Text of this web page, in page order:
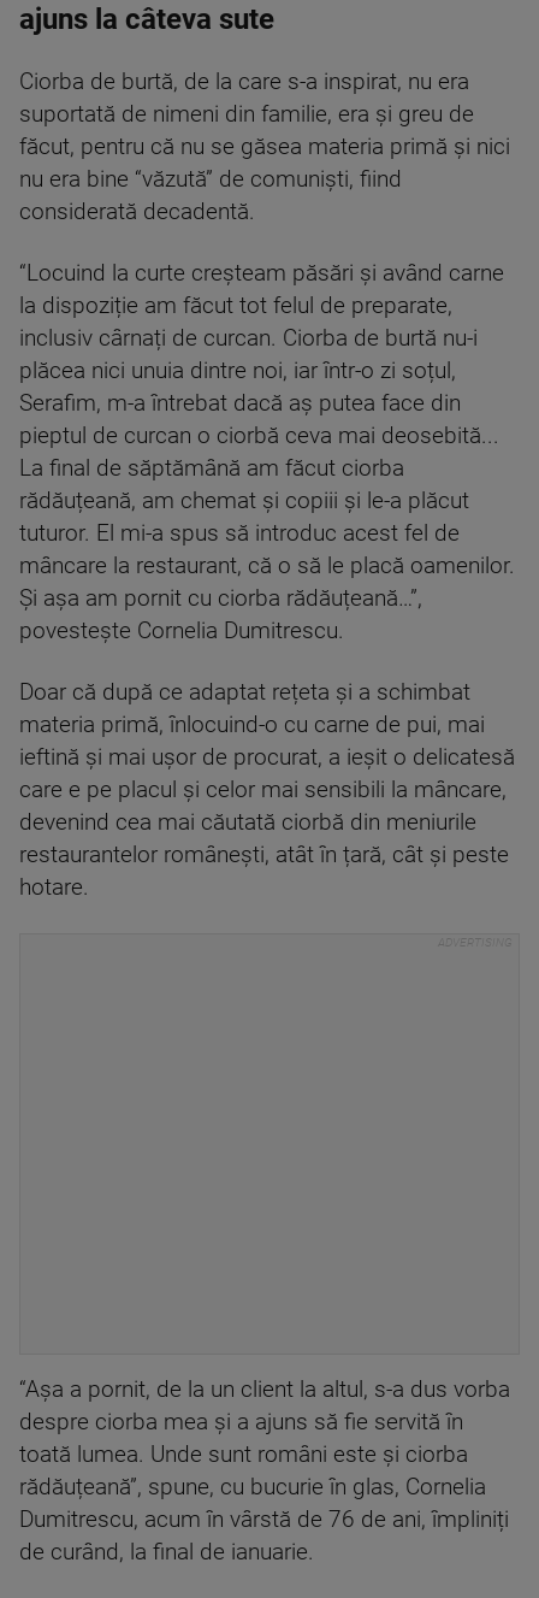
ajuns la câteva sute
Ciorba de burtă, de la care s-a inspirat, nu era
suportată de nimeni din familie, era și greu de
făcut, pentru că nu se găsea materia primă și nici
nu era bine “văzută” de comuniști, fiind
considerată decadentă.
“Locuind la curte creșteam păsări și având carne
la dispoziție am făcut tot felul de preparate,
inclusiv cârnați de curcan. Ciorba de burtă nu-i
plăcea nici unuia dintre noi, iar într-o zi soțul,
Serafim, m-a întrebat dacă aș putea face din
pieptul de curcan o ciorbă ceva mai deosebită...
La final de săptămână am făcut ciorba
rădăuțeană, am chemat și copiii și le-a plăcut
tuturor. El mi-a spus să introduc acest fel de
mâncare la restaurant, că o să le placă oamenilor.
Și așa am pornit cu ciorba rădăuțeană…”,
povestește Cornelia Dumitrescu.
Doar că după ce adaptat rețeta și a schimbat
materia primă, înlocuind-o cu carne de pui, mai
ieftină și mai ușor de procurat, a ieșit o delicatesă
care e pe placul și celor mai sensibili la mâncare,
devenind cea mai căutată ciorbă din meniurile
restaurantelor românești, atât în țară, cât și peste
hotare.
“Așa a pornit, de la un client la altul, s-a dus vorba
despre ciorba mea și a ajuns să fie servită în
toată lumea. Unde sunt români este și ciorba
rădăuțeană”, spune, cu bucurie în glas, Cornelia
Dumitrescu, acum în vârstă de 76 de ani, împliniți
de curând, la final de ianuarie.